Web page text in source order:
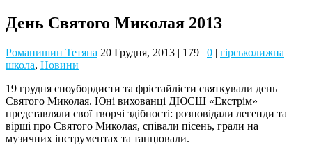
День Святого Миколая 2013
Романишин Тетяна 20 Грудня, 2013 | 179 | 0 | гірськолижна
школа, Новини
19 грудня сноубордисти та фрістайлісти святкували день
Святого Миколая. Юні вихованці ДЮСШ «Екстрім»
представляли свої творчі здібності: розповідали легенди та
вірші про Святого Миколая, співали пісень, грали на
музичних інструментах та танцювали.